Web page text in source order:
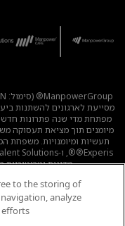
מסייעת לארגונים להשתנות
מפתחת מדי שנה פתרונות
מיומנים תוך מציאת תעסוקה
מדינות וטריטוריות
לכל המשרות |
קוד אתי
to the storing of
analyze